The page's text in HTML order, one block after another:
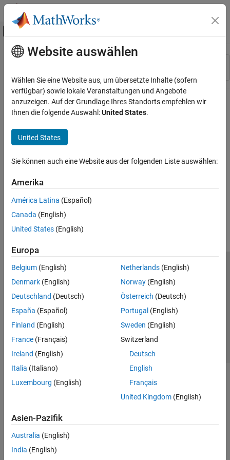
Weiter zum Inhalt
Umschaltung für Off-Canvas-
Ressource
Hauptinhalt
Website auswählen
Wählen Sie eine Website aus, um übersetzte Inhalte (sofern
verfügbar) sowie lokale Veranstaltungen und Angebote
anzuzeigen. Auf der Grundlage Ihres Standorts empfehlen wir
Ihnen die folgende Auswahl:United States.
United States
Sie können auch eine Website aus der folgenden Liste auswählen:
Amerika
América Latina (Español)
Canada (English)
United States (English)
Europa
Belgium (English)
Denmark (English)
Deutschland (Deutsch)
España (Español)
Finland (English)
France (Français)
Ireland (English)
Italia (Italiano)
Luxembourg (English)
Netherlands(English)
Norway(English)
Österreich (Deutsch)
Portugal (English)
Sweden (English)
Switzerland
Deutsch
English
Français
United Kingdom(English)
Asien-Pazifik
Australia (English)
India (English)
Trust Center
Datenschutz-Richtlinien
Datendiebstahl verhindern
Status von Anwendungen
© 1994-2026 The MathWorks, Inc.
Website auswählen
Deutschland